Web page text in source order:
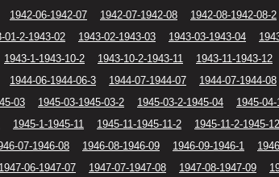
1942-06-1942-07 1942-07-1942-08 1942-08-1942-08-2
01-2-1943-02 1943-02-1943-03 1943-03-1943-04
1943-1-1943-10-2 1943-10-2-1943-11 1943-11-1943-12
1944-06-1944-06-3 1944-07-1944-07 1944-07-1944-08
03 1945-03-1945-03-2 1945-03-2-1945-04 1945-
1945-1-1945-11 1945-11-1945-11-2 1945-11-2-1945-12
07-1946-08 1946-08-1946-09 1946-09-1946-1
1947-06-1947-07 1947-07-1947-08 1947-08-1947-09